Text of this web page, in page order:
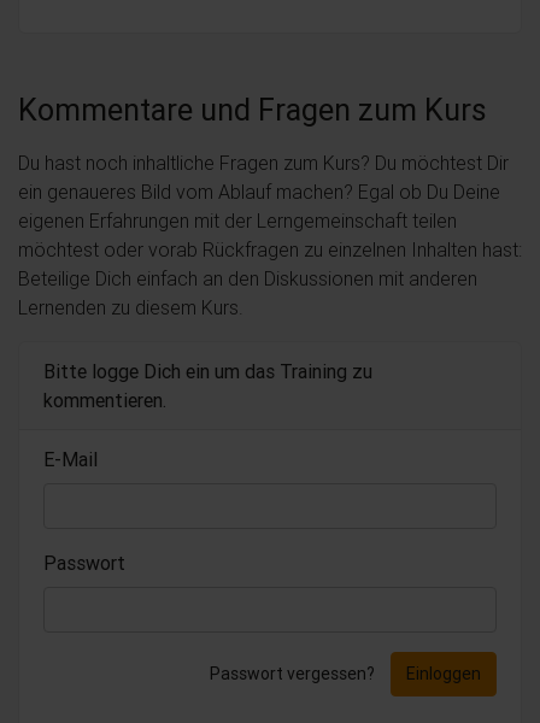
Kommentare und Fragen zum Kurs
Du hast noch inhaltliche Fragen zum Kurs? Du möchtest Dir
ein genaueres Bild vom Ablauf machen? Egal ob Du Deine
eigenen Erfahrungen mit der Lerngemeinschaft teilen
möchtest oder vorab Rückfragen zu einzelnen Inhalten hast:
Beteilige Dich einfach an den Diskussionen mit anderen
Lernenden zu diesem Kurs.
Bitte logge Dich ein um das Training zu
kommentieren.
E-Mail
Passwort
Passwort vergessen? Einloggen